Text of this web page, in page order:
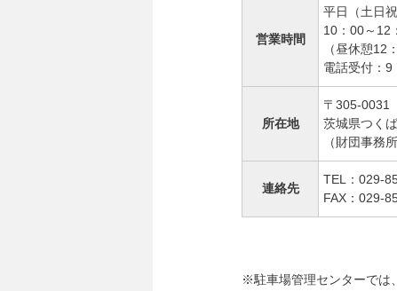
営業時間
平日（土日祝
10：00～12
（昼休憩12
電話受付：
所在地
〒305-0031
茨城県つく
（財団事務
連絡先
TEL：029-
FAX：029-
※駐車場管理センターでは